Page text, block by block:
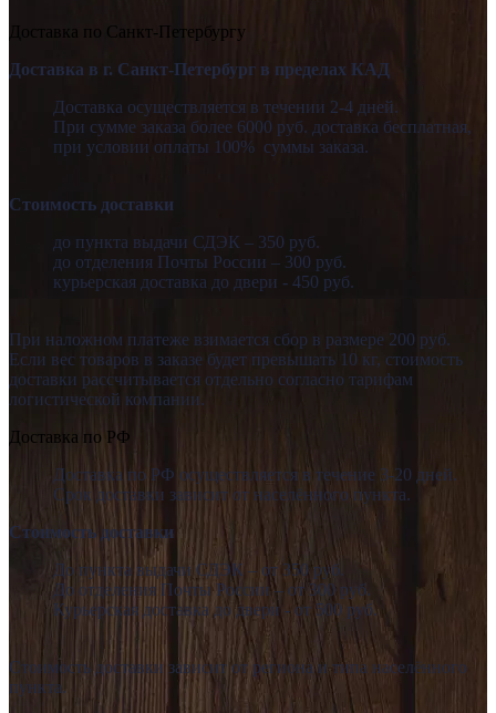
Доставка по Санкт-Петербургу
Доставка в г. Санкт-Петербург в пределах КАД
Доставка осуществляется в течении 2-4 дней.
При сумме заказа более 6000 руб. доставка бесплатная,
при условии оплаты 100% суммы заказа.
Стоимость доставки
до пункта выдачи СДЭК – 350 руб.
до отделения Почты России – 300 руб.
курьерская доставка до двери - 450 руб.
При наложном платеже взимается сбор в размере 200 руб.
Если вес товаров в заказе будет превышать 10 кг, стоимость
доставки рассчитывается отдельно согласно тарифам
логистической компании.
Доставка по РФ
Доставка по РФ осуществляется в течение 3-20 дней.
Срок доставки зависит от населённого пункта.
Стоимость доставки
До пункта выдачи СДЭК – от 350 руб.
До отделения Почты России – от 300 руб.
Курьерская доставка до двери - от 500 руб.
Стоимость доставки зависит от региона и типа населённого
пункта.